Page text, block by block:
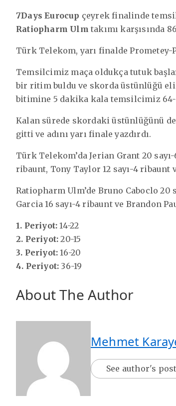
7Days Eurocup çeyrek finalinde
Ratiopharm Ulm takımı karşısında
Türk Telekom, yarı finalde Prometey-
Temsilcimiz maça oldukça tutuk
bir ritim buldu ve skorda üstünlüğü
bitimine 5 dakika kala temsilcimiz 64-
Kalan sürede skordaki üstünlüğünü
gitti ve adını yarı finale yazdırdı.
Türk Telekom’da Jerian Grant 20
ribaunt, Tony Taylor 12 sayı-4 ribaunt
Ratiopharm Ulm’de Bruno Caboclo 20
Garcia 16 sayı-4 ribaunt ve Brandon
1. Periyot: 14-22
2. Periyot: 20-15
3. Periyot: 16-20
4. Periyot: 36-19
About The Author
Mehmet
See author's